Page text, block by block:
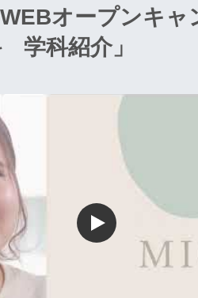
オープンキャ
学科紹介」